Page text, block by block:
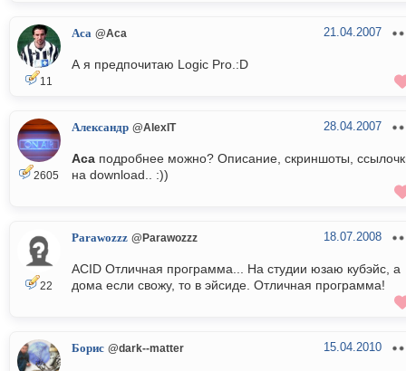
11
Аса @Аса 21.04.2007
А я предпочитаю Logic Pro.:D
2605
Александр @AlexIT 28.04.2007
Аса подробнее можно? Описание, скриншоты,
на download.. :))
22
Parawozzz @Parawozzz 18.07.2008
ACID Отличная программа... На студии юзаю кубэйс, а
дома если свожу, то в эйсиде. Отличная программа!
Борис @dark--matter 15.04.2010